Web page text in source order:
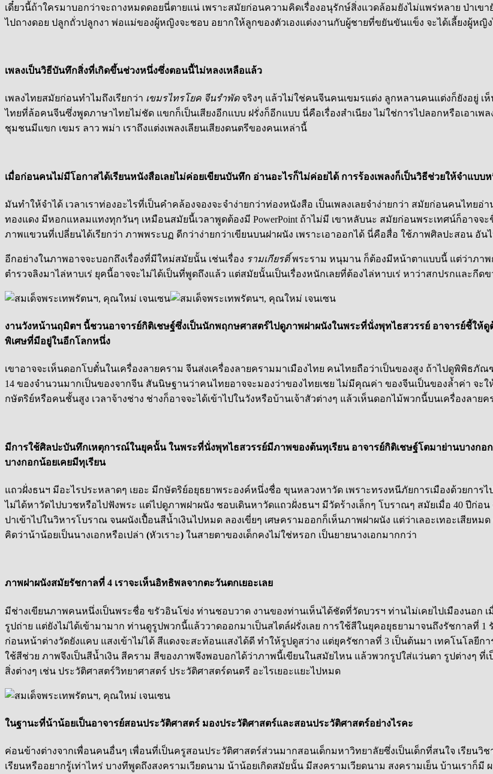
เดี๋ยวนี้ถ้าใครมาบอกว่าจะถางหมดดอยนี่ตายแน่ เพราะสมัยก่อนความคิดเรื่องอนุรักษ์สิ่งแวดล้อมยังไม่แพร่หลาย ป่าเข
ไปถางดอย ปลูกถั่วปลูกงา พ่อแม่ของผู้หญิงจะชอบ อยากให้ลูกของตัวเองแต่งงานกับผู้ชายที่ขยันขันแข็ง จะได้เลี้ยงผู้หญิ
เพลงเป็นวิธีบันทึกสิ่งที่เกิดขึ้นช่วงหนึ่งซึ่งตอนนี้ไม่หลงเหลือแล้ว
เพลงไทยสมัยก่อนทำไมถึงเรียกว่า เขมรไทรโยค จีนรำพัดจริงๆ แล้วไม่ใช่คนจีนคนเขมรแต่ง ลูกหลานคนแต่งก็ยังอยู่ เห็
ไทยที่ล้อคนจีนซึ่งพูดภาษาไทยไม่ชัด แขกก็เป็นเสียงอีกแบบ ฝรั่งก็อีกแบบ นี่คือเรื่องสำเนียง ไม่ใช่การไปลอกหรือเอาเ
ชุมชนมีแขก เขมร ลาว พม่า เราถึงแต่งเพลงเลียนเสียงดนตรีของคนเหล่านี้
เมื่อก่อนคนไม่มีโอกาสได้เรียนหนังสือเลยไม่ค่อยเขียนบันทึก อ่านอะไรก็ไม่ค่อยได้ การร้องเพลงก็เป็นวิธีช่วยให้จำแบบ
มันทำให้จำได้ เวลาเราท่องอะไรที่เป็นคำคล้องจองจะจำง่ายกว่าท่องหนังสือ เป็นเพลงเลยจำง่ายกว่า สมัยก่อนคนไท
ทองแดง มีหอกแหลมแทงทุกวันๆ เหมือนสมัยนี้เวลาพูดต้องมี PowerPoint ถ้าไม่มี เขาหลับนะ สมัยก่อนพระเทศน์ก็อาจจ
ภาพแขวนที่เปลี่ยนได้เรียกว่า ภาพพระบฏ ดีกว่าง่ายกว่าเขียนบนฝาผนัง เพราะเอาออกได้ นี่คือสื่อ ใช้ภาพศิลปะสอน อั
อีกอย่างในภาพอาจจะบอกถึงเรื่องที่มีใหม่สมัยนั้น เช่นเรื่อง รามเกียรติ์พระราม หนุมาน ก็ต้องมีหน้าตาแบบนี้ แต่ว่าภาพ
ตำรวจลิงมาไล่หาบเร่ ยุคนี้อาจจะไม่ได้เป็นที่พูดถึงแล้ว แต่สมัยนั้นเป็นเรื่องหนักเลยที่ต้องไล่หาบเร่ หาว่าสกปรกและกี
งานวังหน้านฤมิตฯ นี้ชวนอาจารย์กิติเชษฐ์ซึ่งเป็นนักพฤกษศาสตร์ไปดูภาพฝาผนังในพระที่นั่งพุทไธสวรรย์ อาจารย์ชี้ให้
พิเศษที่มีอยู่ในอีกโลกหนึ่ง
เขาอาจจะเห็นดอกโบตั๋นในเครื่องลายคราม จีนส่งเครื่องลายครามมาเมืองไทย คนไทยถือว่าเป็นของสูง ถ้าไปดูพิพิธภั
14 ของจำนวนมากเป็นของจากจีน สันนิษฐานว่าคนไทยอาจจะมองว่าของไทยเชย ไม่มีคุณค่า ของจีนเป็นของล้ำค่า จ
กษัตริย์หรือคนชั้นสูง เวลาจ้างช่าง ช่างก็อาจจะได้เข้าไปในวังหรือบ้านเจ้าสัวต่างๆ แล้วเห็นดอกไม้พวกนี้บนเครื่องลายค
มีการใช้ศิลปะบันทึกเหตุการณ์ในยุคนั้น ในพระที่นั่งพุทไธสวรรย์มีภาพของต้นทุเรียน อาจารย์กิติเชษฐ์โตมาย่านบางกอก
บางกอกน้อยเคยมีทุเรียน
แถวฝั่งธนฯ มีอะไรประหลาดๆ เยอะ มีกษัตริย์อยุธยาพระองค์หนึ่งชื่อ ขุนหลวงหาวัด เพราะทรงหนีภัยการเมืองด้วยกา
ไม่ได้หาวัดไปบวชหรือไปฟังพระ แต่ไปดูภาพฝาผนัง ชอบเดินหาวัดแถวฝั่งธนฯ มีวัดร้างเล็กๆ โบราณๆ สมัยเมื่อ 40 ปี
ปาเข้าไปในวิหารโบราณ จนผนังเปื้อนสีน้ำเงินไปหมด ลองเขี่ยๆ เศษครามออกก็เห็นภาพฝาผนัง แต่ว่าเลอะเทอะเสียห
คิดว่าน้าน้อยเป็นนางเอกหรือเปล่า (หัวเราะ) ในสายตาของเด็กคงไม่ใช่หรอก เป็นยายนางเอกมากกว่า
ภาพฝาผนังสมัยรัชกาลที่ 4 เราจะเห็นอิทธิพลจากตะวันตกเยอะเลย
มีช่างเขียนภาพคนหนึ่งเป็นพระชื่อ ขรัวอินโข่ง ท่านชอบวาด งานของท่านเห็นได้ชัดที่วัดบวรฯ ท่านไม่เคยไปเมืองนอก เ
รูปถ่าย แต่ยังไม่ได้เข้ามามาก ท่านดูรูปพวกนี้แล้ววาดออกมาเป็นสไตล์ฝรั่งเลย การใช้สีในยุคอยุธยามาจนถึงรัชกาลที่
ก่อนหน้าต่างวัดยังแคบ แสงเข้าไม่ได้ สีแดงจะสะท้อนแสงได้ดี ทำให้รูปดูสว่าง แต่ยุครัชกาลที่ 3 เป็นต้นมา เทคโนโลยี
ใช้สีช่วย ภาพจึงเป็นสีน้ำเงิน สีคราม สีของภาพจึงพอบอกได้ว่าภาพนี้เขียนในสมัยไหน แล้วพวกรูปใส่แว่นตา รูปต่างๆ ที่
สิ่งต่างๆ เช่น ประวัติศาสตร์วิทยาศาสตร์ ประวัติศาสตร์ดนตรี อะไรเยอะแยะไปหมด
ในฐานะที่น้าน้อยเป็นอาจารย์สอนประวัติศาสตร์ มองประวัติศาสตร์และสอนประวัติศาสตร์อย่างไรคะ
ค่อนข้างต่างจากเพื่อนคนอื่นๆ เพื่อนที่เป็นครูสอนประวัติศาสตร์ส่วนมากสอนเด็กมหาวิทยาลัยซึ่งเป็นเด็กที่สนใจ เรียนวิ
เรียนหรืออยากรู้เท่าไหร่ บางทีพูดถึงสงครามเวียดนาม น้าน้อยเกิดสมัยนั้น มีสงครามเวียดนาม สงครามเย็น บ้านเราก็